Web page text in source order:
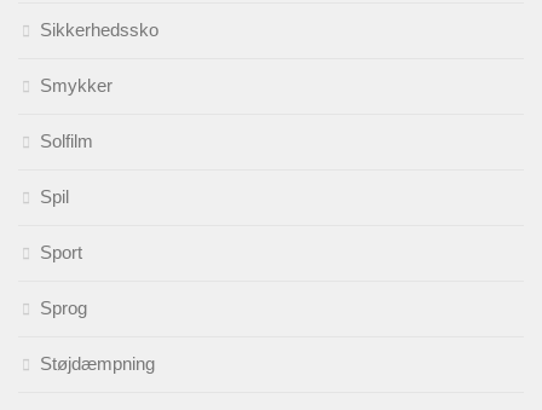
Sikkerhedssko
Smykker
Solfilm
Spil
Sport
Sprog
Støjdæmpning